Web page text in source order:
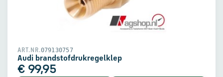
ART.NR.079130757
Audi brandstofdrukregelklep
€ 99,95